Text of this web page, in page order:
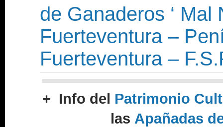
de Ganaderos ‘ Mal
Fuerteventura –
Fuerteventura –
+ Info del Patrimonio
las Apañadas